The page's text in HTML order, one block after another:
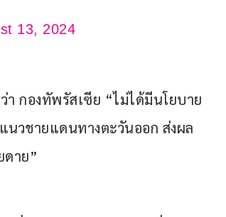
13, 2024
กองทัพรัสเซีย “ไม่ได้มีนโยบาย
นวชายแดนทางตะวันออก ส่งผล
าย”